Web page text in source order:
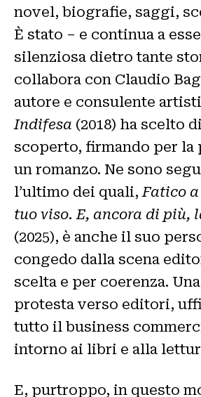
novel, biografie, saggi,
È stato – e continua a
silenziosa dietro tante
collabora con Claudio
autore e consulente
Indifesa (2018) ha scelto
scoperto, firmando per la
un romanzo. Ne sono
l’ultimo dei quali, Fatico
tuo viso. E, ancora di più,
(2025), è anche il suo
congedo dalla scena
scelta e per coerenza.
protesta verso editori,
tutto il business
intorno ai libri e alla
E, purtroppo, in questo